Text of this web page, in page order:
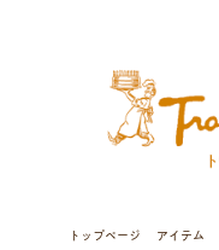
トップページ アイテム